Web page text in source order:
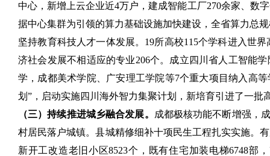
中心，新增上云企业近4万户，建成智能工厂270余家、数
据中心集群为引领的算力基础设施加快建设，全省算力总
坚持教育科技人才一体发展。19所高校115个学科进入世
济社会发展不相适应的专业206个。成立四川省人工智能
学，成都美术学院、广安理工学院等7个重大项目纳入高
划”，启动实施四川海外智力集聚计划，新培育引进了一批
（三）持续推进城乡融合发展。
成都极核功能不断增强，
村居民落户城镇。县城精修细补十项民生工程扎实实施。
新开工改造老旧小区8523个，既有住宅加装电梯6748部